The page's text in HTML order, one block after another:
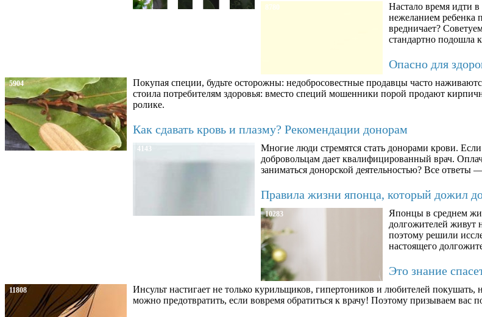
8780
Настало время идти
нежеланием ребенка
вредничает?
стандартно подошла
Опасно для
5904
Покупая специи, будьте осторожны: недобросовестные продавцы часто
стоила потребителям здоровья: вместо специй мошенники порой продают
ролике.
Как сдавать кровь и плазму? Рекомендации донорам
4143
Многие люди стремятся стать донорами крови.
добровольцам дает квалифицированный врач.
заниматься донорской деятельностью? Все ответы
Правила жизни японца, который дожил
10283
Японцы в среднем
долгожителей живут
поэтому решили
настоящего
Это знание
11808
Инсульт настигает не только курильщиков, гипертоников и любителей
можно предотвратить, если вовремя обратиться к врачу! Поэтому призываем вас